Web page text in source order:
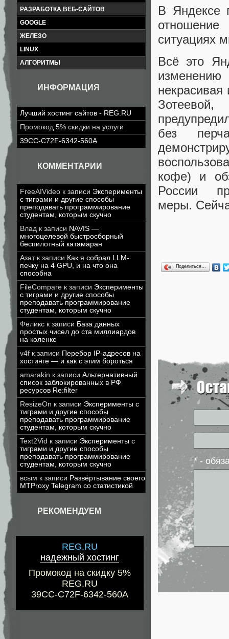
РАЗРАБОТКА ВЕБ-САЙТОВ
GOOGLE
ЖЕЛЕЗО
LINUX
АЛГОРИТМЫ
ИНФОРМАЦИЯ
Лучший хостинг сайтов - REG.RU
Промокод 5% скидки на услуги
39CC-C72F-6342-560A
КОММЕНТАРИИ
FreeAIVideo к записи Эксперименты
с тиграми и другие способы
преподавать программирование
студентам, которым скучно
Влад к записи NAVIS —
многоцелевой быстросборный
беспилотный катамаран
Азатк записи Как я собрал LLM-
печку на 4 GPU, и на что она
способна
FileCompare к записи Эксперименты
с тиграми и другие способы
преподавать программирование
студентам, которым скучно
Феликс к записи База данных
простых чисел до ста миллиардов
на коленке
v4f к записи Перебор IP-адресов на
хостинге — и как с этим бороться
amarakin к записи Альтернативный
список заблокированных в РФ
ресурсов Re:filter
ResizeOn к записи Эксперименты с
тиграми и другие способы
преподавать программирование
студентам, которым скучно
Text2Vid к записи Эксперименты с
тиграми и другие способы
преподавать программирование
студентам, которым скучно
всым к записи Развёртывание своего
MTProxy Telegram со статистикой
РЕКОМЕНДУЕМ
REG.RU
надежный хостинг
Промокод на скидку 5%
REG.RU
39CC-C72F-6342-560A
В Яндексе
ситуациях
Всё это
изменению
некрасивая
без
кофе) и
России
меры.
Поделиться…
* -